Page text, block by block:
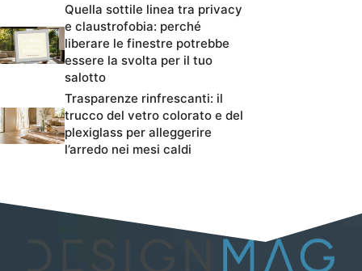
Quella sottile linea tra privacy
e claustrofobia: perché
liberare le finestre potrebbe
essere la svolta per il tuo
salotto
Trasparenze rinfrescanti: il
trucco del vetro colorato e del
plexiglass per alleggerire
l’arredo nei mesi caldi